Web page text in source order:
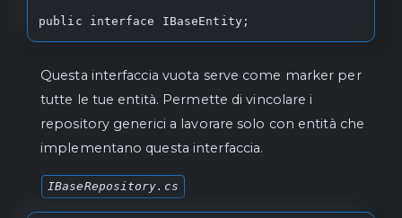
public interface IBaseEntity;
Questa interfaccia vuota serve come marker per
tutte le tue entità. Permette di vincolare i
repository generici a lavorare solo con entità che
implementano questa interfaccia.
IBaseRepository.cs